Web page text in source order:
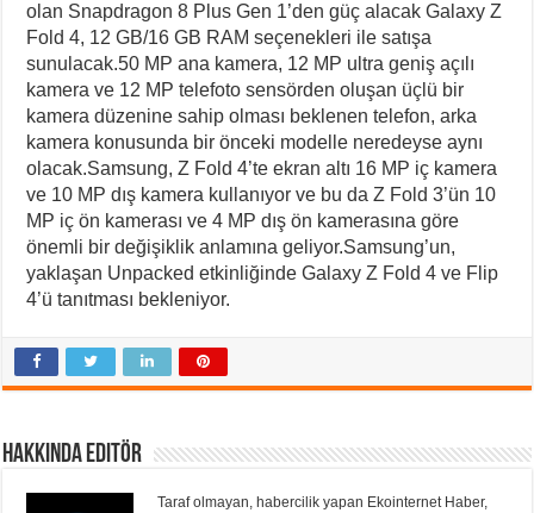
olan Snapdragon 8 Plus Gen 1’den güç alacak Galaxy Z
Fold 4, 12 GB/16 GB RAM seçenekleri ile satışa
sunulacak.50 MP ana kamera, 12 MP ultra geniş açılı
kamera ve 12 MP telefoto sensörden oluşan üçlü bir
kamera düzenine sahip olması beklenen telefon, arka
kamera konusunda bir önceki modelle neredeyse aynı
olacak.Samsung, Z Fold 4’te ekran altı 16 MP iç kamera
ve 10 MP dış kamera kullanıyor ve bu da Z Fold 3’ün 10
MP iç ön kamerası ve 4 MP dış ön kamerasına göre
önemli bir değişiklik anlamına geliyor.Samsung’un,
yaklaşan Unpacked etkinliğinde Galaxy Z Fold 4 ve Flip
4’ü tanıtması bekleniyor.
Hakkında Editör
Taraf olmayan, habercilik yapan Ekointernet Haber,